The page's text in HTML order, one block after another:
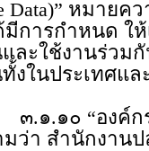
Data)” หมายค
การกำหนด ให้
ละใช้งานร่วมกั
งในประเทศแล
“องค์กร
ว่า สำนักงานป